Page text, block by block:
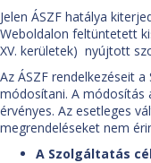
Jelen ÁSZF hatálya
Weboldalon feltüntetett
XV. kerületek) nyújtott
Az ÁSZF rendelkezéseit
módosítani. A módosítás
érvényes. Az esetleges
megrendeléseket nem
A Szolgáltatás